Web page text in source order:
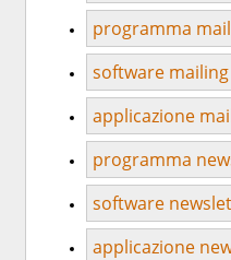
programma
software
applicazione
programma
software
applicazione